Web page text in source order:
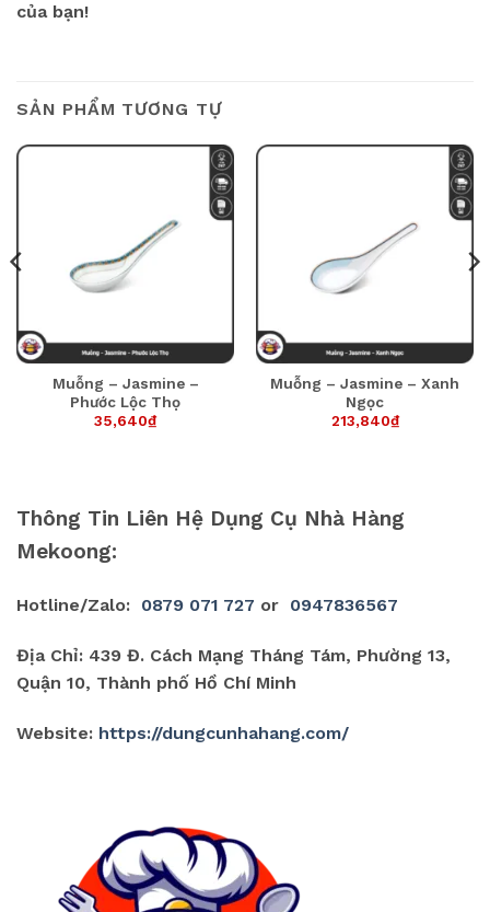
của bạn!
SẢN PHẨM TƯƠNG TỰ
Muỗng – Jasmine –
Phước Lộc Thọ
35,640₫
Muỗng – Jasmine – Xanh
Ngọc
213,840₫
Thông Tin Liên Hệ Dụng Cụ Nhà Hàng
Mekoong:
Hotline/Zalo: 0879 071 727 or 0947836567
Địa Chỉ: 439 Đ. Cách Mạng Tháng Tám, Phường 13,
Quận 10, Thành phố Hồ Chí Minh
Website: https://dungcunhahang.com/